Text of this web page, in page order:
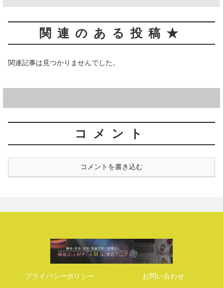
関連のある投稿★
関連記事は見つかりませんでした。
コメント
コメントを書き込む
プライバシーポリシー お問い合わせ